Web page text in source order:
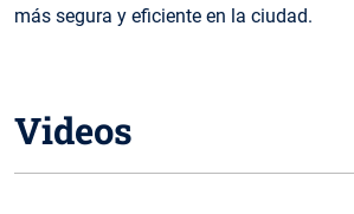
más segura y eficiente en la ciudad.
Videos